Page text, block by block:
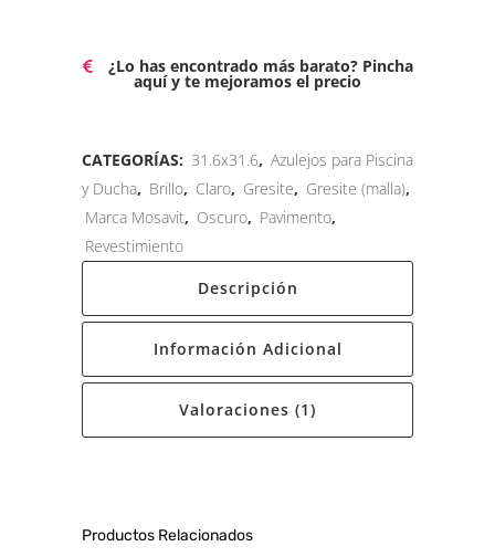
¿Lo has encontrado más barato? Pincha
aquí y te mejoramos el precio
CATEGORÍAS: 31.6x31.6, Azulejos para Piscina
y Ducha, Brillo, Claro, Gresite, Gresite (malla),
Marca Mosavit, Oscuro, Pavimento,
Revestimiento
Descripción
Información Adicional
Valoraciones (1)
Productos Relacionados